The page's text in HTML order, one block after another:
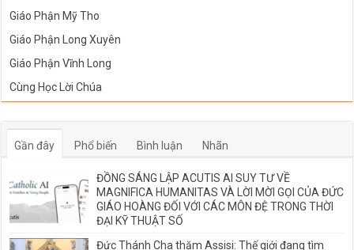
Giáo Phận Mỹ Tho
Giáo Phận Long Xuyên
Giáo Phận Vĩnh Long
Cùng Học Lời Chúa
Gần đây Phổ biến Bình luận Nhãn
ĐỒNG SÁNG LẬP ACUTIS AI SUY TƯ VỀ
MAGNIFICA HUMANITAS VÀ LỜI MỜI GỌI CỦA ĐỨC
GIÁO HOÀNG ĐỐI VỚI CÁC MÔN ĐỆ TRONG THỜI
ĐẠI KỸ THUẬT SỐ
Đức Thánh Cha thăm Assisi: Thế giới đang tìm